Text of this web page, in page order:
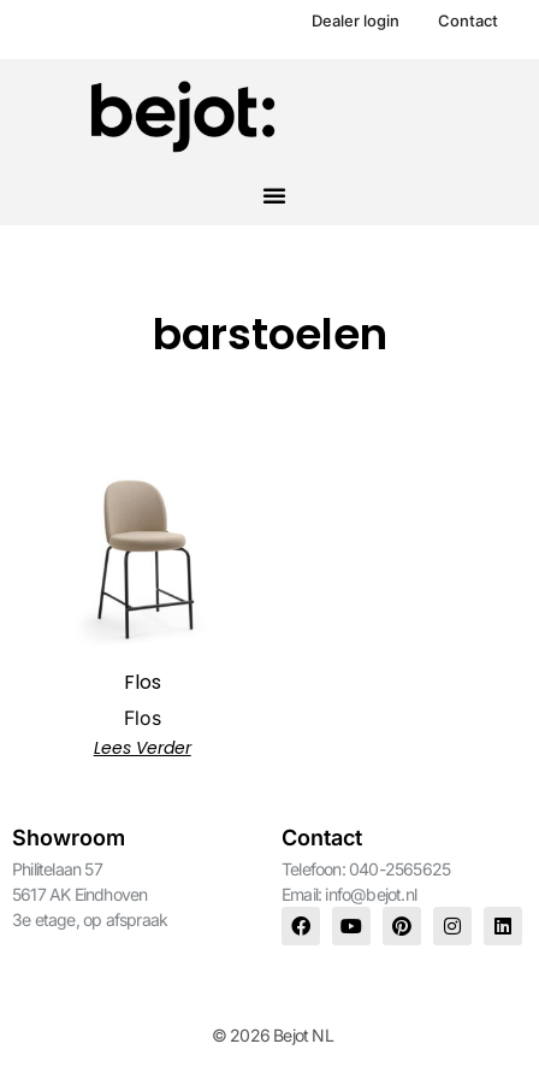
Dealer login Contact
barstoelen
Flos
Flos
Lees Verder
Showroom
Philitelaan 57
5617 AK Eindhoven
3e etage, op afspraak
Contact
Telefoon: 040-2565625
Email: info@bejot.nl
© 2026 Bejot NL